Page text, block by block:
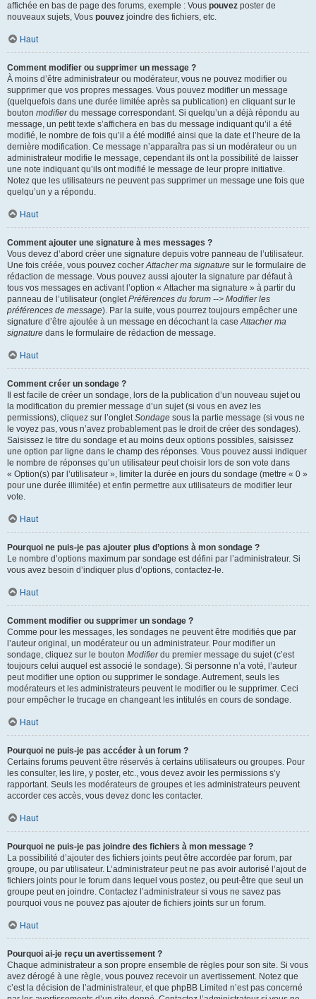
affichée en bas de page des forums, exemple : Vous pouvez poster de
nouveaux sujets, Vous pouvez joindre des fichiers, etc.
Haut
Comment modifier ou supprimer un message ?
À moins d’être administrateur ou modérateur, vous ne pouvez modifier ou
supprimer que vos propres messages. Vous pouvez modifier un message
(quelquefois dans une durée limitée après sa publication) en cliquant sur le
bouton modifierdu message correspondant. Si quelqu’un a déjà répondu au
message, un petit texte s’affichera en bas du message indiquant qu’il a été
modifié, le nombre de fois qu’il a été modifié ainsi que la date et l’heure de la
dernière modification. Ce message n’apparaîtra pas si un modérateur ou un
administrateur modifie le message, cependant ils ont la possibilité de laisser
une note indiquant qu’ils ont modifié le message de leur propre initiative.
Notez que les utilisateurs ne peuvent pas supprimer un message une fois que
quelqu’un y a répondu.
Haut
Comment ajouter une signature à mes messages ?
Vous devez d’abord créer une signature depuis votre panneau de l’utilisateur.
Une fois créée, vous pouvez cocherAttacher ma signature sur le formulaire de
rédaction de message. Vous pouvez aussi ajouter la signature par défaut à
tous vos messages en activant l’option « Attacher ma signature » à partir du
panneau de l’utilisateur (ongletPréférences du forum --> Modifier les
préférences de message). Par la suite, vous pourrez toujours empêcher une
signature d’être ajoutée à un message en décochant la caseAttacher ma
signature dans le formulaire de rédaction de message.
Haut
Comment créer un sondage ?
Il est facile de créer un sondage, lors de la publication d’un nouveau sujet ou
la modification du premier message d’un sujet (si vous en avez les
permissions), cliquez sur l’ongletSondage sous la partie message (si vous ne
le voyez pas, vous n’avez probablement pas le droit de créer des sondages).
Saisissez le titre du sondage et au moins deux options possibles, saisissez
une option par ligne dans le champ des réponses. Vous pouvez aussi indiquer
le nombre de réponses qu’un utilisateur peut choisir lors de son vote dans
« Option(s) par l’utilisateur », limiter la durée en jours du sondage (mettre « 0 »
pour une durée illimitée) et enfin permettre aux utilisateurs de modifier leur
vote.
Haut
Pourquoi ne puis-je pas ajouter plus d’options à mon sondage ?
Le nombre d’options maximum par sondage est défini par l’administrateur. Si
vous avez besoin d’indiquer plus d’options, contactez-le.
Haut
Comment modifier ou supprimer un sondage ?
Comme pour les messages, les sondages ne peuvent être modifiés que par
l’auteur original, un modérateur ou un administrateur. Pour modifier un
sondage, cliquez sur le bouton Modifierdu premier message du sujet (c’est
toujours celui auquel est associé le sondage). Si personne n’a voté, l’auteur
peut modifier une option ou supprimer le sondage. Autrement, seuls les
modérateurs et les administrateurs peuvent le modifier ou le supprimer. Ceci
pour empêcher le trucage en changeant les intitulés en cours de sondage.
Haut
Pourquoi ne puis-je pas accéder à un forum ?
Certains forums peuvent être réservés à certains utilisateurs ou groupes. Pour
les consulter, les lire, y poster, etc., vous devez avoir les permissions s’y
rapportant. Seuls les modérateurs de groupes et les administrateurs peuvent
accorder ces accès, vous devez donc les contacter.
Haut
Pourquoi ne puis-je pas joindre des fichiers à mon message ?
La possibilité d’ajouter des fichiers joints peut être accordée par forum, par
groupe, ou par utilisateur. L’administrateur peut ne pas avoir autorisé l’ajout de
fichiers joints pour le forum dans lequel vous postez, ou peut-être que seul un
groupe peut en joindre. Contactez l’administrateur si vous ne savez pas
pourquoi vous ne pouvez pas ajouter de fichiers joints sur un forum.
Haut
Pourquoi ai-je reçu un avertissement ?
Chaque administrateur a son propre ensemble de règles pour son site. Si vous
avez dérogé à une règle, vous pouvez recevoir un avertissement. Notez que
c’est la décision de l’administrateur, et que phpBB Limited n’est pas concerné